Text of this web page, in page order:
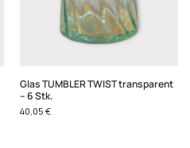
Glas TUMBLER TWIST transparent
– 6 Stk.
40,05 €